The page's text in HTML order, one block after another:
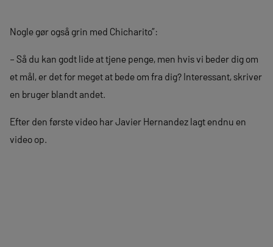
Nogle gør også grin med Chicharito”:
– Så du kan godt lide at tjene penge, men hvis vi beder dig om
et mål, er det for meget at bede om fra dig? Interessant, skriver
en bruger blandt andet.
Efter den første video har Javier Hernandez lagt endnu en
video op.